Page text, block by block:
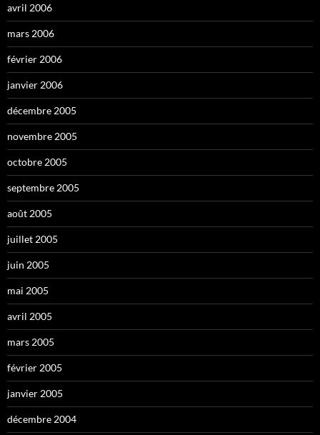
avril 2006
mars 2006
février 2006
janvier 2006
décembre 2005
novembre 2005
octobre 2005
septembre 2005
août 2005
juillet 2005
juin 2005
mai 2005
avril 2005
mars 2005
février 2005
janvier 2005
décembre 2004